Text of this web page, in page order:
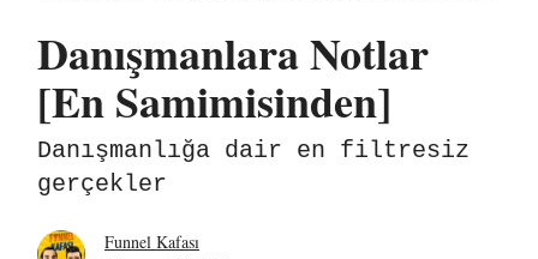
Danışmanlara Notlar
[En Samimisinden]
Danışmanlığa dair en filtresiz
gerçekler
Funnel Kafası